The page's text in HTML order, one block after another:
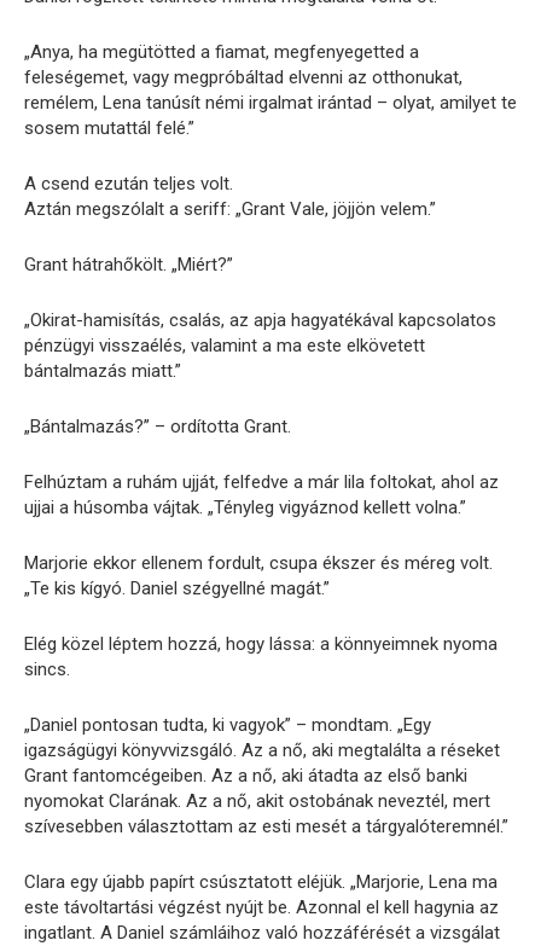
„Anya, ha megütötted a fiamat, megfenyegetted a
feleségemet, vagy megpróbáltad elvenni az otthonukat,
remélem, Lena tanúsít némi irgalmat irántad – olyat, amilyet te
sosem mutattál felé.”
A csend ezután teljes volt.
Aztán megszólalt a seriff: „Grant Vale, jöjjön velem.”
Grant hátrahőkölt. „Miért?”
„Okirat-hamisítás, csalás, az apja hagyatékával kapcsolatos
pénzügyi visszaélés, valamint a ma este elkövetett
bántalmazás miatt.”
„Bántalmazás?” – ordította Grant.
Felhúztam a ruhám ujját, felfedve a már lila foltokat, ahol az
ujjai a húsomba vájtak. „Tényleg vigyáznod kellett volna.”
Marjorie ekkor ellenem fordult, csupa ékszer és méreg volt.
„Te kis kígyó. Daniel szégyellné magát.”
Elég közel léptem hozzá, hogy lássa: a könnyeimnek nyoma
sincs.
„Daniel pontosan tudta, ki vagyok” – mondtam. „Egy
igazságügyi könyvvizsgáló. Az a nő, aki megtalálta a réseket
Grant fantomcégeiben. Az a nő, aki átadta az első banki
nyomokat Clarának. Az a nő, akit ostobának neveztél, mert
szívesebben választottam az esti mesét a tárgyalóteremnél.”
Clara egy újabb papírt csúsztatott eléjük. „Marjorie, Lena ma
este távoltartási végzést nyújt be. Azonnal el kell hagynia az
ingatlant. A Daniel számláihoz való hozzáférését a vizsgálat